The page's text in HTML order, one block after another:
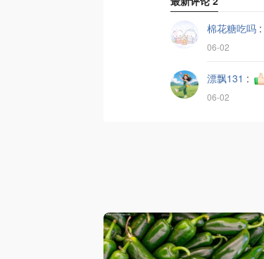
棉花糖吃吗 :
06-02
漂飘131 :
06-02